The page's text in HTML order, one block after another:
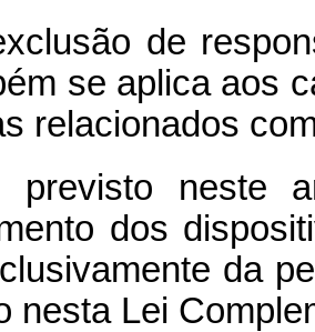
de
se aplica aos
relacionados
neste
dos
da
nesta Lei